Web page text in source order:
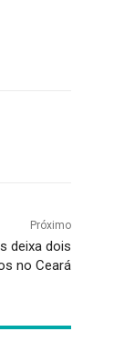
Próximo
deixa dois
no Ceará